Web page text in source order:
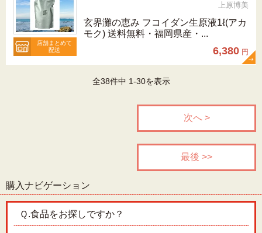
店舗まとめて
配送
上原博美
玄界灘の恵み フコイダン生原液1ℓ(アカ
モク) 送料無料・福岡県産・...
6,380 円
全38件中 1-30を表示
次へ >
最後 >>
購入ナビゲーション
Ｑ.食品をお探しですか？